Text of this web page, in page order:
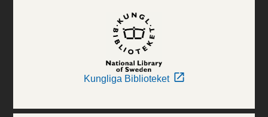
Kungliga Biblioteket